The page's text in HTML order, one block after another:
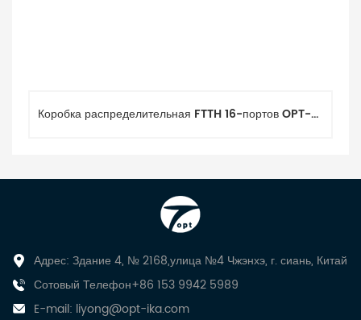
Коробка распределительная FTTH 16-портов OPT-208 IP-65
Адрес: Здание 4, № 2168,улица №4 Чжэнхэ, г. сиань, Китай
Сотовый Телефон+86 153 9942 5989
E-mail: liyong@opt-ika.com